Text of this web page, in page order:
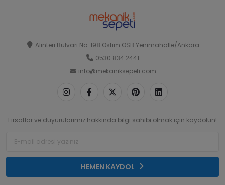
Alınteri Bulvarı No: 198 Ostim OSB Yenimahalle/Ankara
0530 834 2441
info@mekaniksepeti.com
Fırsatlar ve duyurularımız hakkında bilgi sahibi olmak için kaydolun!
HEMEN KAYDOL